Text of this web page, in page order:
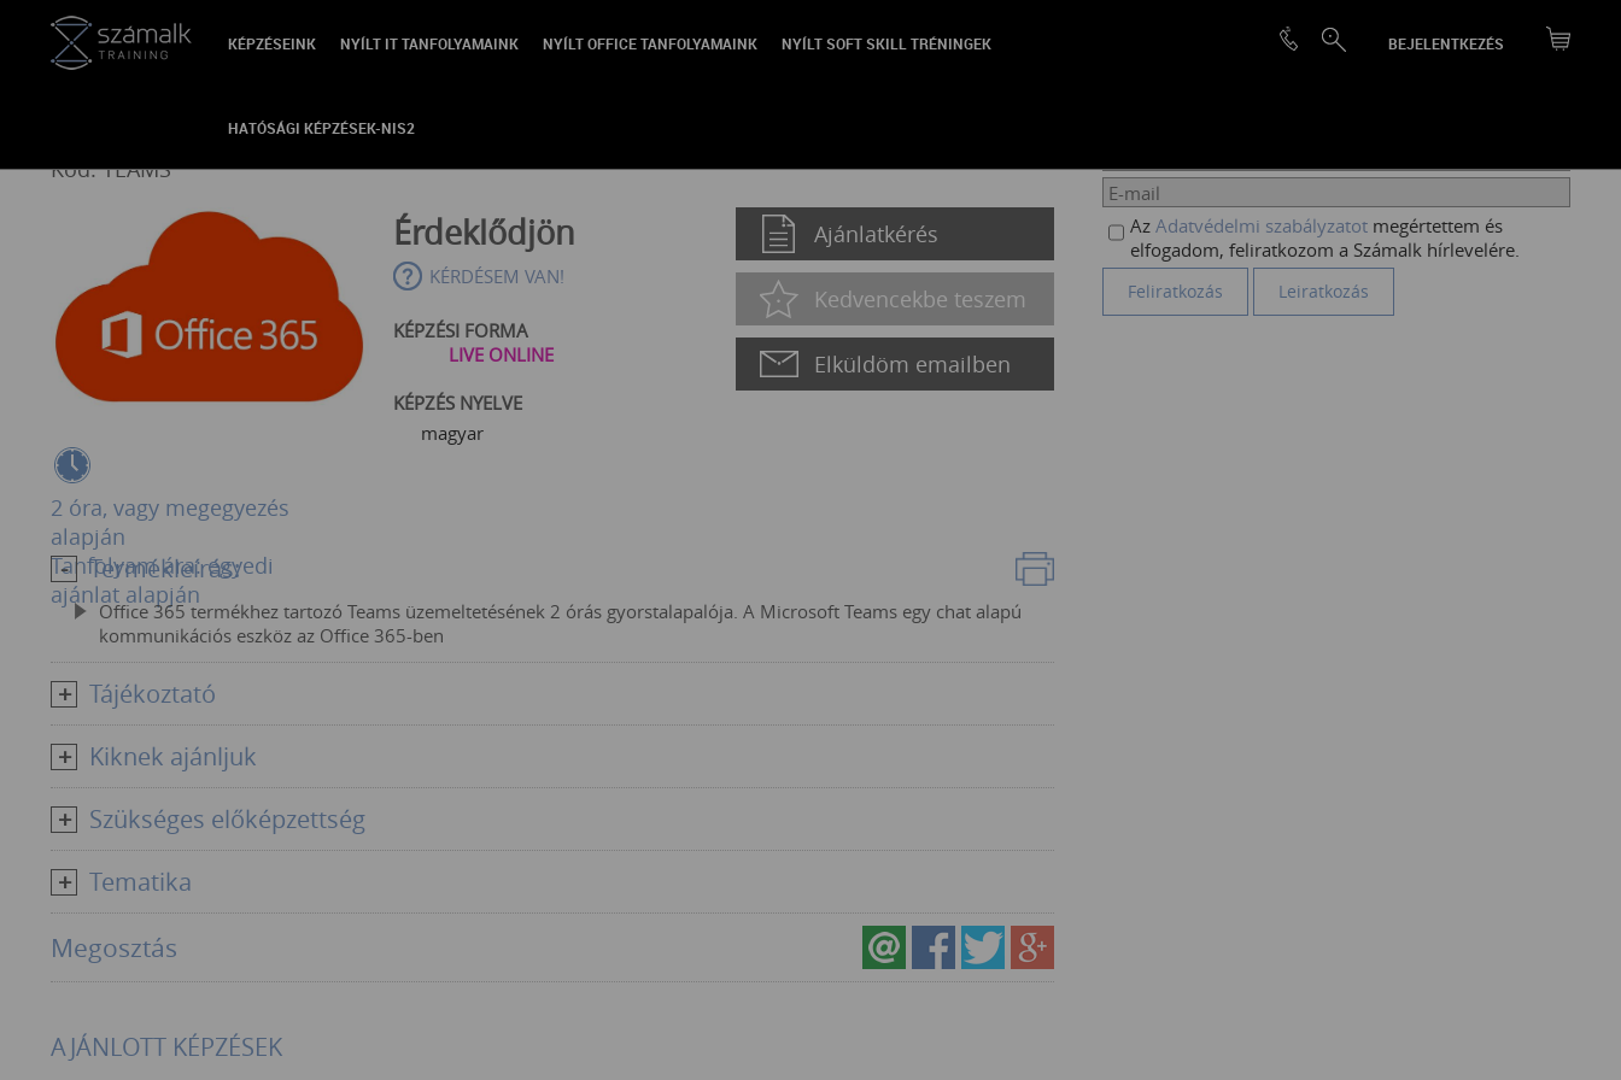
BEJELENTKEZÉS
KÉPZÉSEINK NYÍLT IT TANFOLYAMAINK NYÍLT OFFICE TANFOLYAMAINK NYÍLT SOFT SKILL TRÉNINGEK
HATÓSÁGI KÉPZÉSEK-NIS2
VISSZA
Microsoft Teams - Adminisztrátori Oktatás
Kód: TEAMS
2 óra, vagy megegyezés
alapján
Tanfolyam ára: egyedi
ajánlat alapján
Érdeklődjön
KÉRDÉSEM VAN!
KÉPZÉSI FORMA
LIVE ONLINE
KÉPZÉS NYELVE
magyar
Ajánlatkérés
Kedvencekbe teszem
Elküldöm emailben
Termékleírás:
Office 365 termékhez tartozó Teams üzemeltetésének 2 órás gyorstalapalója. A Microsoft Teams egy chat alapú
kommunikációs eszköz az Office 365-ben
Tájékoztató
Kiknek ajánljuk
Szükséges előképzettség
Tematika
Megosztás
Az Adatvédelmi szabályzatot megértettem és
elfogadom, feliratkozom a Számalk hírlevelére.
AJÁNLOTT KÉPZÉSEK